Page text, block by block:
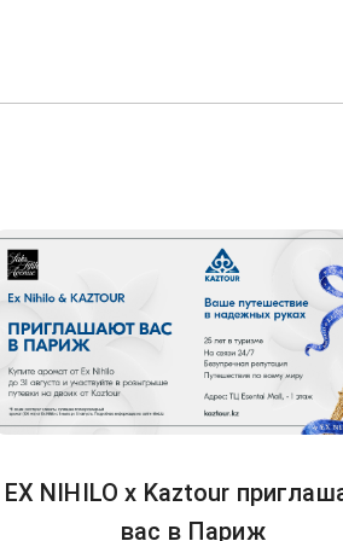
EX NIHILO x Kaztour
вас в Париж